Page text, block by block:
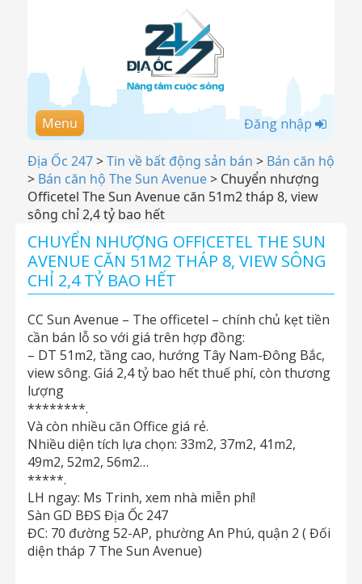
Menu Đăng nhập
Địa Ốc 247>Tin về bất động sản bán > Bán căn hộ
> Bán căn hộ The Sun Avenue> Chuyển nhượng
Officetel The Sun Avenue căn 51m2 tháp 8, view
sông chỉ 2,4 tỷ bao hết
CHUYỂN NHƯỢNG OFFICETEL THE SUN
AVENUE CĂN 51M2 THÁP 8, VIEW SÔNG
CHỈ 2,4 TỶ BAO HẾT
CC Sun Avenue – The officetel – chính chủ kẹt tiền
cần bán lỗ so với giá trên hợp đồng:
– DT 51m2, tầng cao, hướng Tây Nam-Đông Bắc,
view sông. Giá 2,4 tỷ bao hết thuế phí, còn thương
lượng
********.
Và còn nhiều căn Office giá rẻ.
Nhiều diện tích lựa chọn: 33m2, 37m2, 41m2,
49m2, 52m2, 56m2…
*****.
LH ngay: Ms Trinh, xem nhà miễn phí!
Sàn GD BĐS Địa Ốc 247
ĐC: 70 đường 52-AP, phường An Phú, quận 2 ( Đối
diện tháp 7 The Sun Avenue)